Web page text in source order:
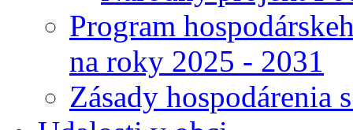
Program
na roky 2025 - 2031
Zásady hospodárenia